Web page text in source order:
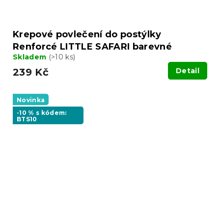
Krepové povlečení do postýlky
Renforcé LITTLE SAFARI barevné
Skladem (>10 ks)
239 Kč Detail
Novinka
-10 % s kódem:
BTS10